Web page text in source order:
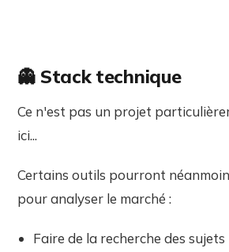
👻 Stack technique
Ce n'est pas un projet
ici...
Certains outils pourront
pour analyser le marché :
Faire de la recherche des